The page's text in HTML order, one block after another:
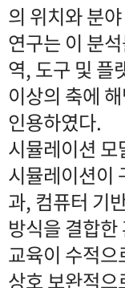
의 위치와 분
연구는 이 분
역, 도구 및 플
이상의 축에
인용하였다.
시뮬레이션 모
시뮬레이션이
과, 컴퓨터 기
방식을 결합
교육이 수적
상호 보완적